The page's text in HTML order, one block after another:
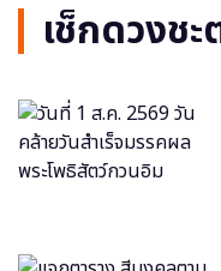
เช็กดวงชะ